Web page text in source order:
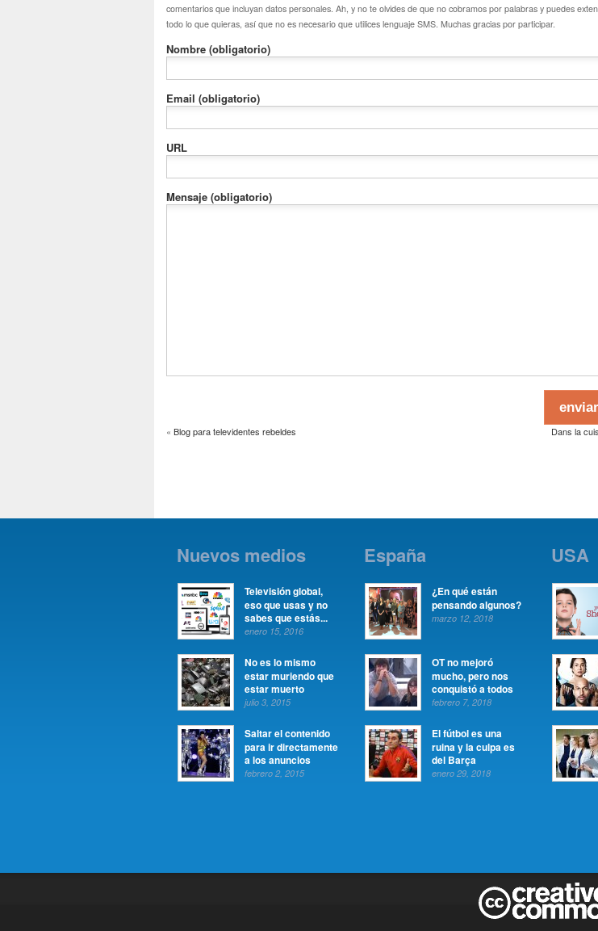
comentarios que incluyan datos personales. Ah, y no te olvides de que no cobramos por palabras y puedes
todo lo que quieras, así que no es necesario que utilices lenguaje SMS. Muchas gracias por participar.
Nombre (obligatorio)
Email (obligatorio)
URL
Mensaje (obligatorio)
« Blog para televidentes rebeldes Dans la
Nuevos medios
Televisión global,
eso que usas y no
sabes que estás...
enero 15, 2016
No es lo mismo
estar muriendo que
estar muerto
julio 3, 2015
Saltar el contenido
para ir directamente
a los anuncios
febrero 2, 2015
España
¿En qué están
pensando algunos?
marzo 12, 2018
OT no mejoró
mucho, pero nos
conquistó a todos
febrero 7, 2018
El fútbol es una
ruina y la culpa es
del Barça
enero 29, 2018
USA